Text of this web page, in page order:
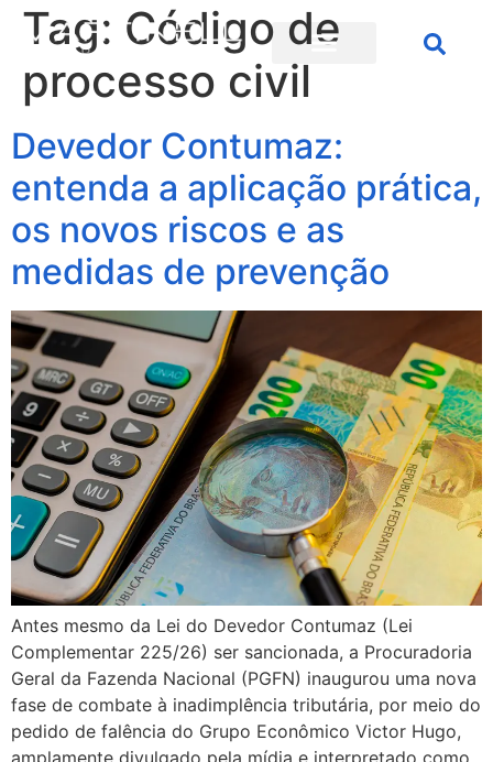
Tag: Código de
processo civil
Devedor Contumaz:
entenda a aplicação prática,
os novos riscos e as
medidas de prevenção
Antes mesmo da Lei do Devedor Contumaz (Lei
Complementar 225/26) ser sancionada, a Procuradoria
Geral da Fazenda Nacional (PGFN) inaugurou uma nova
fase de combate à inadimplência tributária, por meio do
pedido de falência do Grupo Econômico Victor Hugo,
amplamente divulgado pela mídia e interpretado como